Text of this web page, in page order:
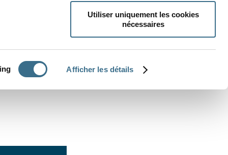
Afficher les détails
Utiliser uniquement les cookies
nécessaires